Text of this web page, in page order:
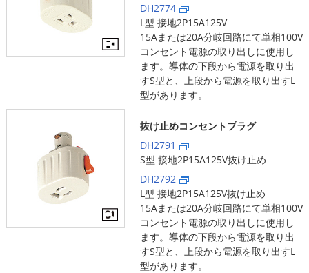
DH2774
L型 接地2P15A125V
15Aまたは20A分岐回路にて単相100V
コンセント電源の取り出しに使用し
ます。導体の下段から電源を取り出
すS型と、上段から電源を取り出すL
型があります。
抜け止めコンセントプラグ
DH2791
S型 接地2P15A125V抜け止め
DH2792
L型 接地2P15A125V抜け止め
15Aまたは20A分岐回路にて単相100V
コンセント電源の取り出しに使用し
ます。導体の下段から電源を取り出
すS型と、上段から電源を取り出すL
型があります。